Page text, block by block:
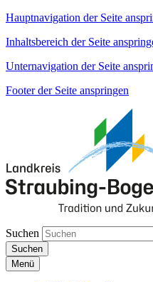
Hauptnavigation der Seite
Inhaltsbereich der Seite
Unternavigation der Seite
Footer der Seite anspringen
Suchen
Suchen
Menü